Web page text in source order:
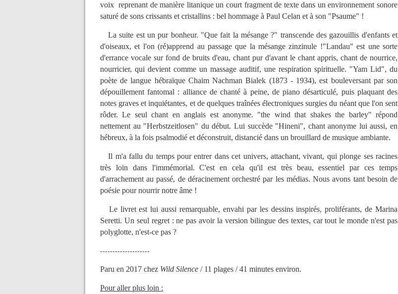
voix reprenant de manière litanique un court fragment de texte dans un environnement sonore
saturé de sons crissants et cristallins : bel hommage à Paul Celan et à son "Psaume" !
La suite est un pur bonheur. "Que fait la mésange ?" transcende des gazouillis d'enfants et
d'oiseaux, et l'on (ré)apprend au passage que la mésange zinzinule !"Landau" est une sorte
d'errance vocale sur fond de bruits d'eau, chant pur d'avant le chant appris, chant de nourrice,
nourricier, qui devient comme un massage auditif, une respiration spirituelle. "Yam Lid", du
poète de langue hébraïque Chaim Nachman Bialek (1873 - 1934), est bouleversant par son
dépouillement fantomal : alliance de chanté à peine, de piano désarticulé, puis plaquant des
notes graves et inquiétantes, et de quelques traînées électroniques surgies du néant que l'on sent
rôder. Le seul chant en anglais est anonyme. "the wind that shakes the barley" répond
nettement au "Herbstzeitlosen" du début. Lui succède "Hineni", chant anonyme lui aussi, en
hébreux, à la fois psalmodié et déconstruit, distancié dans un brouillard de musique ambiante.
Il m'a fallu du temps pour entrer dans cet univers, attachant, vivant, qui plonge ses racines
très loin dans l'immémorial. C'est en cela qu'il est très beau, essentiel par ces temps
d'arrachement au passé, de déracinement orchestré par les médias. Nous avons tant besoin de
poésie pour nourrir notre âme !
Le livret est lui aussi remarquable, envahi par les dessins inspirés, proliférants, de Marina
Seretti. Un seul regret : ne pas avoir la version bilingue des textes, car tout le monde n'est pas
polyglotte, n'est-ce pas ?
--------------------
Paru en 2017 chez Wild Silence / 11 plages / 41 minutes environ.
Pour aller plus loin :